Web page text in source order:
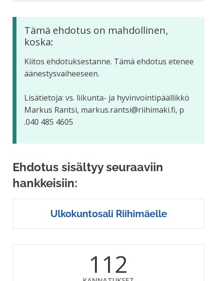
Tämä ehdotus on mahdollinen,
koska:
Kiitos ehdotuksestanne. Tämä ehdotus etenee
äänestysvaiheeseen.
Lisätietoja: vs. liikunta- ja hyvinvointipäällikkö
Markus Rantsi, markus.rantsi@riihimaki.fi, p
.040 485 4605
Ehdotus sisältyy seuraaviin
hankkeisiin:
Ulkokuntosali Riihimäelle
112